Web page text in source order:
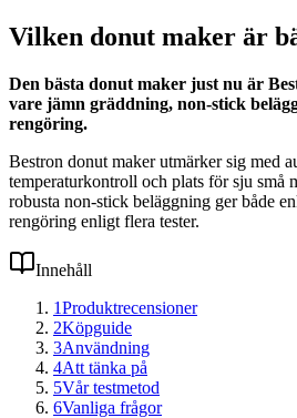
Vilken donut maker är
Den bästa donut maker just nu är
vare jämn gräddning, non-stick
rengöring.
Bestron donut maker utmärker sig med
temperaturkontroll och plats för sju små
robusta non-stick beläggning ger både
rengöring enligt flera tester.
Innehåll
1Produktrecensioner
2Köpguide
3Användning
4Att tänka på
5Vår testmetod
6Vanliga frågor